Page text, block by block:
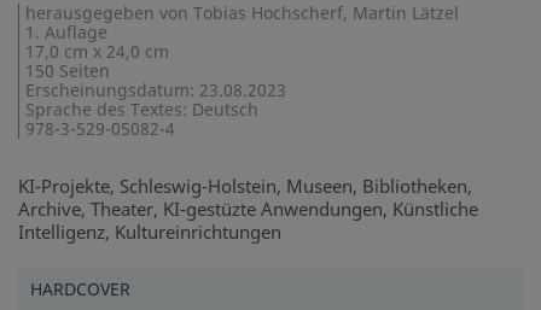
herausgegeben von Tobias Hochscherf, Martin Lätzel
1. Auflage
17,0 cm x 24,0 cm
150 Seiten
Erscheinungsdatum: 23.08.2023
Sprache des Textes: Deutsch
978-3-529-05082-4
KI-Projekte, Schleswig-Holstein, Museen, Bibliotheken,
Archive, Theater, KI-gestüzte Anwendungen, Künstliche
Intelligenz, Kultureinrichtungen
HARDCOVER